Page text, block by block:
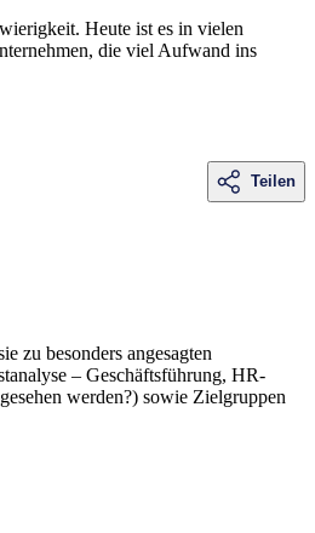
Heute ist es in vielen
die viel Aufwand ins
Teilen
zu besonders angesagten
– Geschäftsführung, HR-
werden?) sowie Zielgruppen